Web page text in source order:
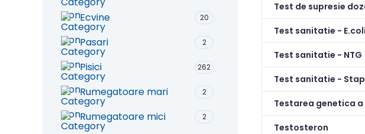
Ecvine 20
Pasari 2
Pisici 262
Rumegatoare mari 2
Rumegatoare mici 2
Test de supresie
Test sanitatie - E.coli
Test sanitatie - NTG
Test sanitatie -
Testarea genetica
Testosteron